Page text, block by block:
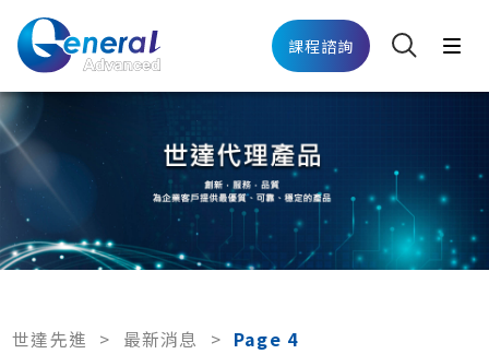
課程諮詢
世達先進 > 最新消息 > Page 4